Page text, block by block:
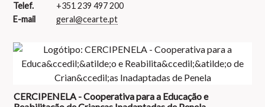
Telef.
+351 239 497 200
E-mail
geral@cearte.pt
CERCIPENELA - Cooperativa para a Educação e